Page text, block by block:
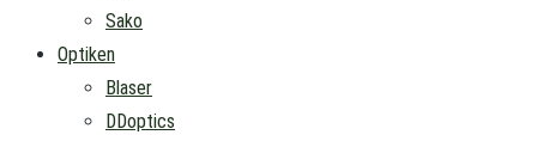
Sako
Optiken
Blaser
DDoptics